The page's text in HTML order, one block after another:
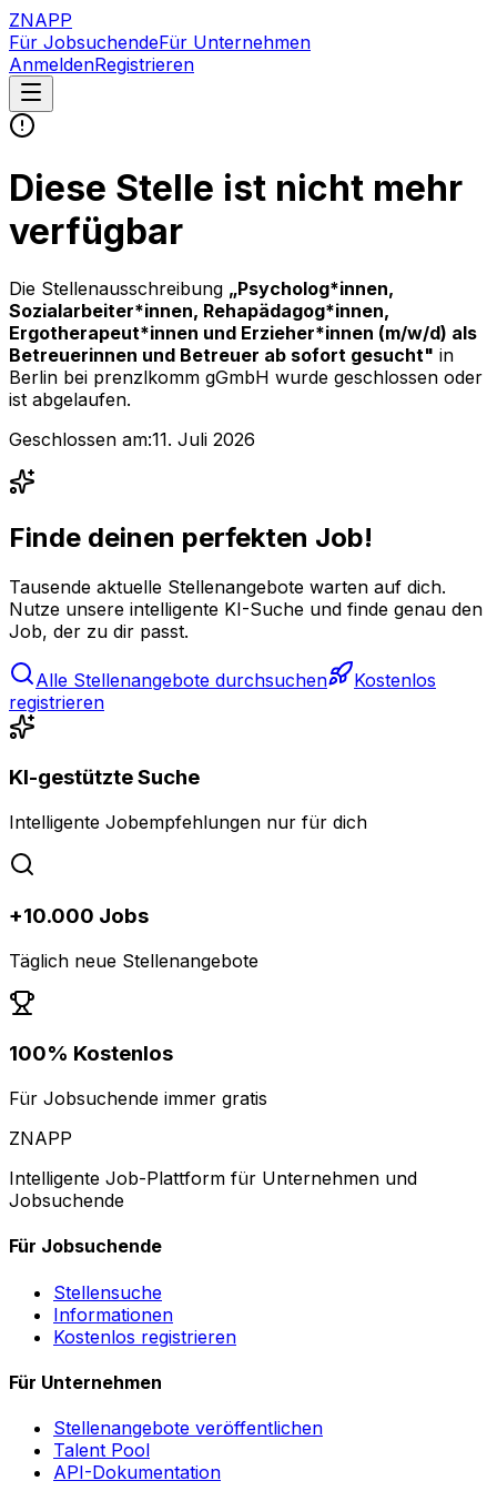
ZNAPP
Für JobsuchendeFür Unternehmen
AnmeldenRegistrieren
Diese Stelle ist nicht mehr
verfügbar
Die Stellenausschreibung „Psycholog*innen,
Sozialarbeiter*innen, Rehapädagog*innen,
Ergotherapeut*innen und Erzieher*innen (m/w/d) als
Betreuerinnen und Betreuer ab sofort gesucht" in
Berlin bei prenzlkomm gGmbH wurde geschlossen oder
ist abgelaufen.
Geschlossen am:11. Juli 2026
Finde deinen perfekten Job!
Tausende aktuelle Stellenangebote warten auf dich.
Nutze unsere intelligente KI-Suche und finde genau den
Job, der zu dir passt.
Alle Stellenangebote durchsuchen
Kostenlos
registrieren
KI-gestützte Suche
Intelligente Jobempfehlungen nur für dich
+10.000 Jobs
Täglich neue Stellenangebote
100% Kostenlos
Für Jobsuchende immer gratis
ZNAPP
Intelligente Job-Plattform für Unternehmen und
Jobsuchende
Für Jobsuchende
Stellensuche
Informationen
Kostenlos registrieren
Für Unternehmen
Stellenangebote veröffentlichen
Talent Pool
API-Dokumentation